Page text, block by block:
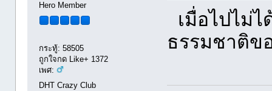
Hero Member
กระทู้: 58505
ถูกใจกด Like+ 1372
เพศ:
DHT Crazy Club
เมื่อไปไม่
ธรรมชาติข